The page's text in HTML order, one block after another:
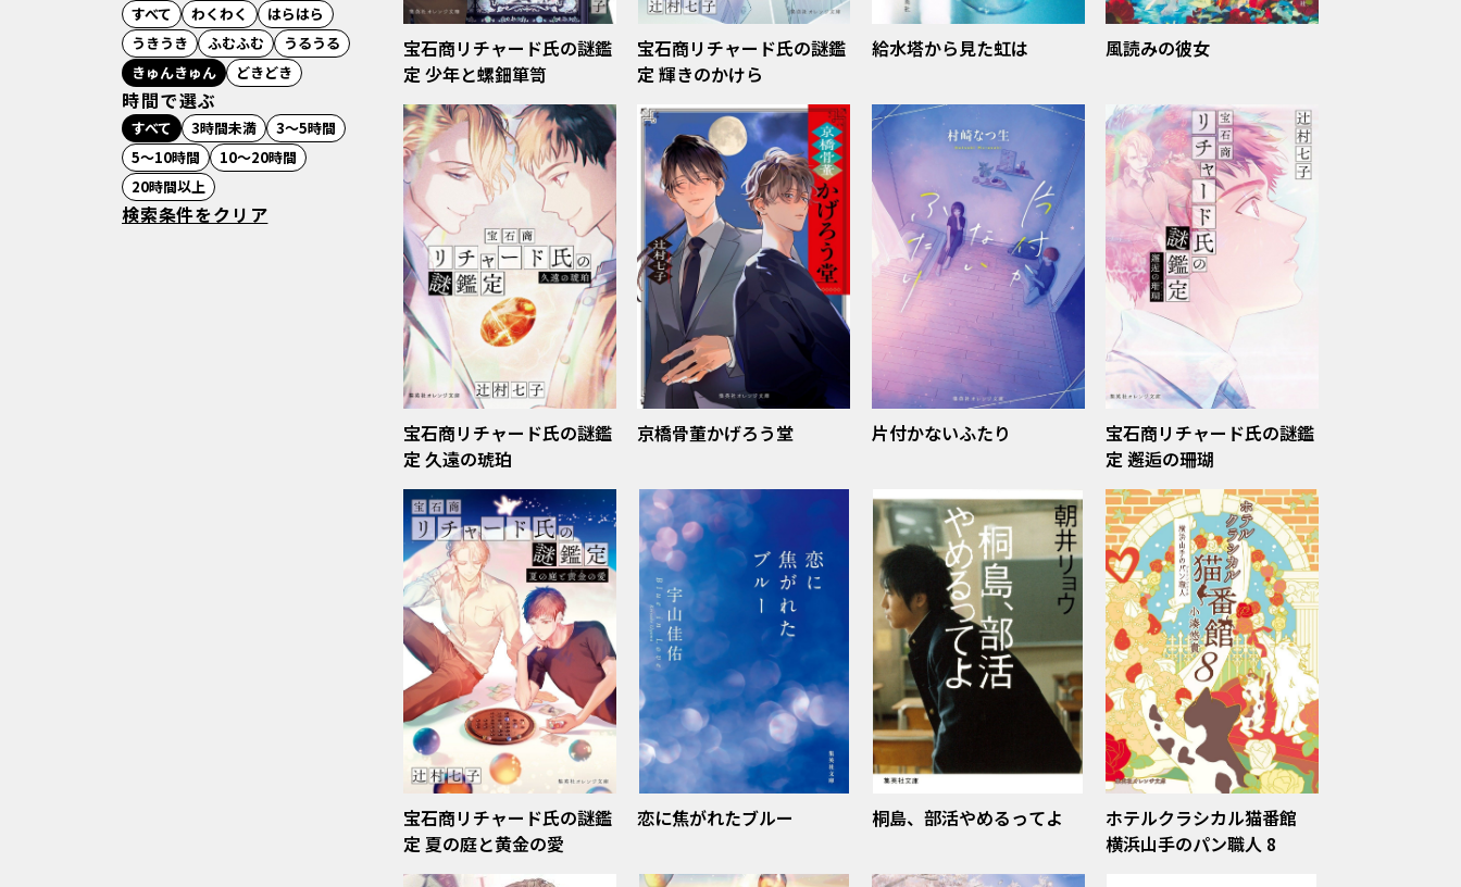
すべて わくわく
はらはら
うきうき
ふむふむ
うるうる
きゅんきゅん
どきどき
時間で選ぶ
すべて 3時間未満
3〜5時間
5〜10時間
10〜20時間
20時間以上
検索条件をクリア
宝石商リチャード氏の謎鑑
定 少年と螺鈿箪笥
宝石商リチャード氏の謎鑑
定 輝きのかけら
給水塔から見た虹は 風読みの彼女
宝石商リチャード氏の謎鑑
定 久遠の琥珀
京橋骨董かげろう堂 片付かないふたり
宝石商リチャード氏の謎鑑
定 邂逅の珊瑚
宝石商リチャード氏の謎鑑
定 夏の庭と黄金の愛
恋に焦がれたブルー 桐島、部活やめるってよ
ホテルクラシカル猫番館
横浜山手のパン職人 8